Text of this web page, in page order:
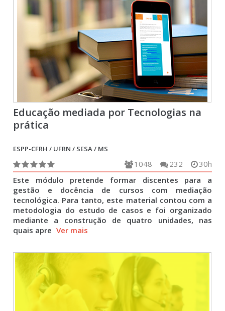
Educação mediada por Tecnologias na
prática
ESPP-CFRH / UFRN / SESA / MS
30h
232
1048
Este módulo pretende formar discentes para a
gestão e docência de cursos com mediação
tecnológica. Para tanto, este material contou com a
metodologia do estudo de casos e foi organizado
mediante a construção de quatro unidades, nas
quais apre Ver mais